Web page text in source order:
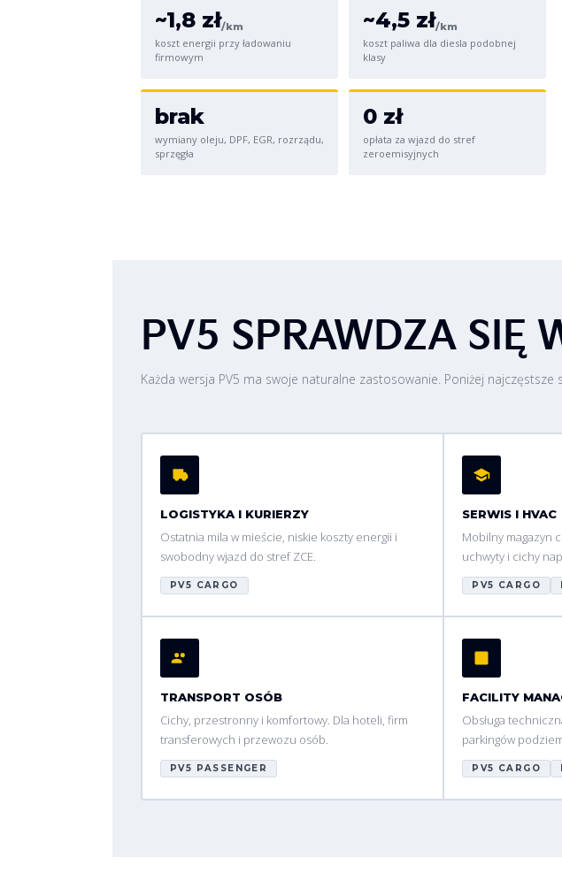
~1,8 zł/km
koszt energii przy ładowaniu
firmowym
~4,5 zł/km
koszt paliwa dla diesla podobnej
klasy
brak
wymiany oleju, DPF, EGR, rozrządu,
sprzęgła
0 zł
opłata za wjazd do stref
zeroemisyjnych
PV5 SPRAWDZA SIĘ
Każda wersja PV5 ma swoje naturalne zastosowanie. Poniżej najczęstsze
LOGISTYKA I KURIERZY
Ostatnia mila w mieście, niskie koszty energii i
swobodny wjazd do stref ZCE.
PV5 CARGO
SERWIS I HVAC
Mobilny magazyn
uchwyty i cichy
PV5 CARGO
TRANSPORT OSÓB
Cichy, przestronny i komfortowy. Dla hoteli, firm
transferowych i przewozu osób.
PV5 PASSENGER
FACILITY
Obsługa
parkingów
PV5 CARGO